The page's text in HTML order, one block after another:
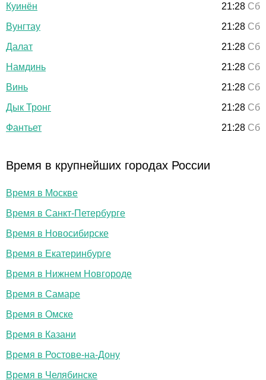
Куинён
21:28 Сб
Вунгтау
21:28 Сб
Далат
21:28 Сб
Намдинь
21:28 Сб
Винь
21:28 Сб
Дык Тронг
21:28 Сб
Фантьет
21:28 Сб
Время в крупнейших городах России
Время в Москве
Время в Санкт-Петербурге
Время в Новосибирске
Время в Екатеринбурге
Время в Нижнем Новгороде
Время в Самаре
Время в Омске
Время в Казани
Время в Ростове-на-Дону
Время в Челябинске